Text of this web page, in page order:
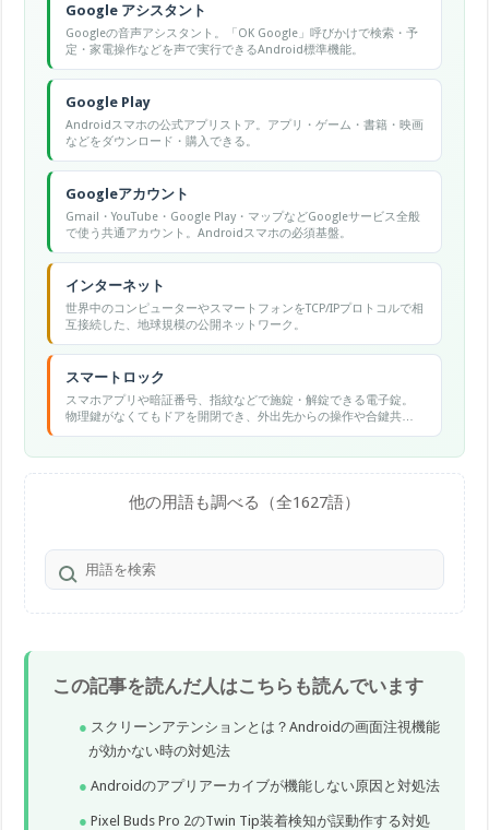
Google アシスタント
Googleの音声アシスタント。「OK Google」呼びかけで検索・予
定・家電操作などを声で実行できるAndroid標準機能。
Google Play
Androidスマホの公式アプリストア。アプリ・ゲーム・書籍・映画
などをダウンロード・購入できる。
Googleアカウント
Gmail・YouTube・Google Play・マップなどGoogleサービス全般
で使う共通アカウント。Androidスマホの必須基盤。
インターネット
世界中のコンピューターやスマートフォンをTCP/IPプロトコルで相
互接続した、地球規模の公開ネットワーク。
スマートロック
スマホアプリや暗証番号、指紋などで施錠・解錠できる電子錠。
物理鍵がなくてもドアを開閉でき、外出先からの操作や合鍵共有
もできる。
他の用語も調べる（全1627語）
この記事を読んだ人はこちらも読んでいます
スクリーンアテンションとは？Androidの画面注視機能
が効かない時の対処法
Androidのアプリアーカイブが機能しない原因と対処法
Pixel Buds Pro 2のTwin Tip装着検知が誤動作する対処